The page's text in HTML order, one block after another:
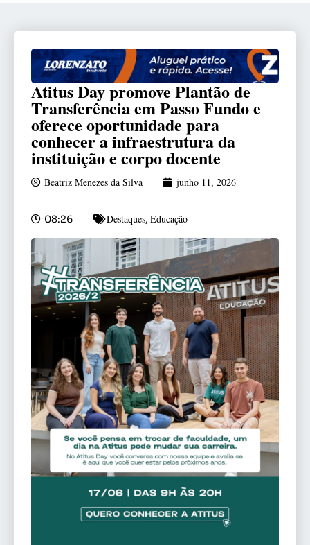
Atitus Day promove Plantão de
Transferência em Passo Fundo e
oferece oportunidade para
conhecer a infraestrutura da
instituição e corpo docente
Beatriz Menezes da Silva junho 11, 2026
08:26 Destaques, Educação